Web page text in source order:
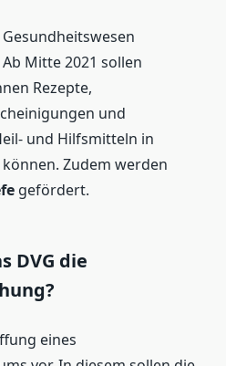
Mitte 2021 sollen
Rezepte,
und
und Hilfsmitteln in
Zudem werden
gefördert.
DVG die
eines